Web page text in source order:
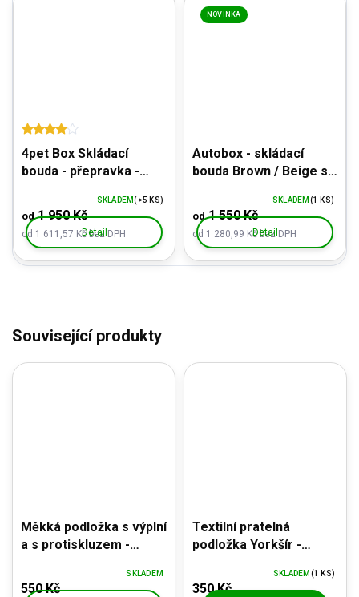
4pet Box Skládací
bouda - přepravka -
ochranou, zesílené dno
od 1 611,57 Kč bez DPH
od1 950 Kč
SKLADEM(>5 KS)
Detail
NOVINKA
Autobox - skládací
bouda Brown / Beige se
a taškou na přenos
od 1 280,99 Kč bez DPH
od1 550 Kč
SKLADEM (1 KS)
Detail
Související produkty
Měkká podložka s výplní
a s protiskluzem -
550 Kč
SKLADEM
Textilní pratelná
podložka Yorkšír -
strana
350 Kč
SKLADEM (1 KS)